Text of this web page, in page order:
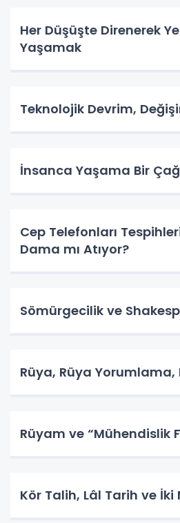
Her Düşüşte Direnerek
Yaşamak
Teknolojik Devrim,
İnsanca Yaşama Bir
Cep Telefonları
Dama mı Atıyor?
Sömürgecilik ve
Rüya, Rüya Yorumlama,
Rüyam ve “Mühendislik
Kör Talih, Lâl Tarih ve İki